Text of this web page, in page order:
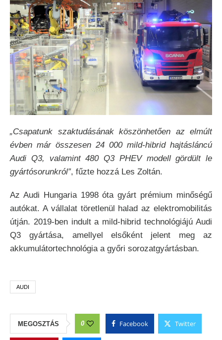
„Csapatunk szaktudásának köszönhetően az elmúlt
évben már összesen 24 000 mild-hibrid hajtásláncú
Audi Q3, valamint 480 Q3 PHEV modell gördült le
gyártósorunkról”, fűzte hozzá Les Zoltán.
Az Audi Hungaria 1998 óta gyárt prémium minőségű
autókat. A vállalat töretlenül halad az elektromobilitás
útján. 2019-ben indult a mild-hibrid technológiájú Audi
Q3 gyártása, amellyel elsőként jelent meg az
akkumulátortechnológia a győri sorozatgyártásban.
AUDI
MEGOSZTÁS 0 Facebook Twitter